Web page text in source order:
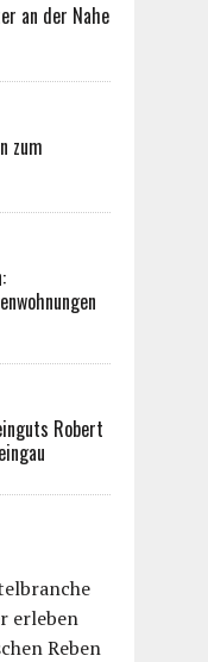
an der Nahe
zum
Robert
erleben
Reben